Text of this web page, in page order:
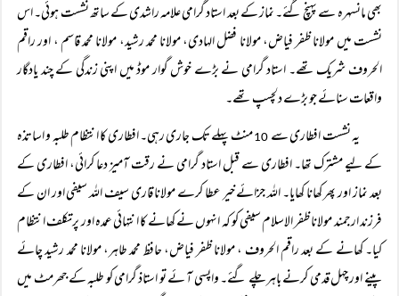
بھی مانسہرہ سے پہنچ گئے۔ نماز کے بعد استاد گرامی علامہ راشدی کے ساتھ نشست ہوئی۔ اس
نشست میں مولانا ظفر فیاض، مولانا فضل الہادی، مولانا محمد رشید، مولانا محمد قاسم ، اور راقم
الحروف شریک تھے۔ استاد گرامی نے بڑے خوش گوار موڈ میں اپنی زندگی کے چند یادگار
واقعات سنائے جو بڑے دلچسپ تھے۔
یہ نشست افطاری سے
منٹ پہلے تک جاری رہی۔ افطاری کا انتظام طلبہ و اساتذہ
کے لیے مشترک تھا۔ افطاری سے قبل استاد گرامی نے رقت آمیز دعا کرائی، افطاری کے
بعد نماز اور پھر کھانا کھایا۔ اللہ جزائے خیر عطا کرے مولانا قاری سیف اللہ سیفی اور ان کے
فرزند ارجمند مولانا ظفر الاسلام سیفی کو کہ انہوں نے کھانے کا انتہائی عمدہ اور پرتکلف انتظام
کیا۔ کھانے کے بعد راقم الحروف ، مولانا ظفر فیاض، حافظ محمد طاہر، مولانا محمد رشید چائے
پینے اور چہل قدمی کرنے باہر چلے گئے۔ واپسی آ ئے تو استاذ گرامی کو طلبہ کے جھرمٹ میں